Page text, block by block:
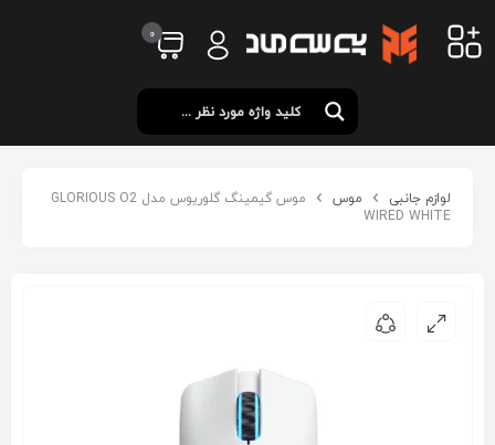
0
لوازم جانبی موس
موس گیمینگ گلوریوس مدل GLORIOUS O2
WIRED WHITE